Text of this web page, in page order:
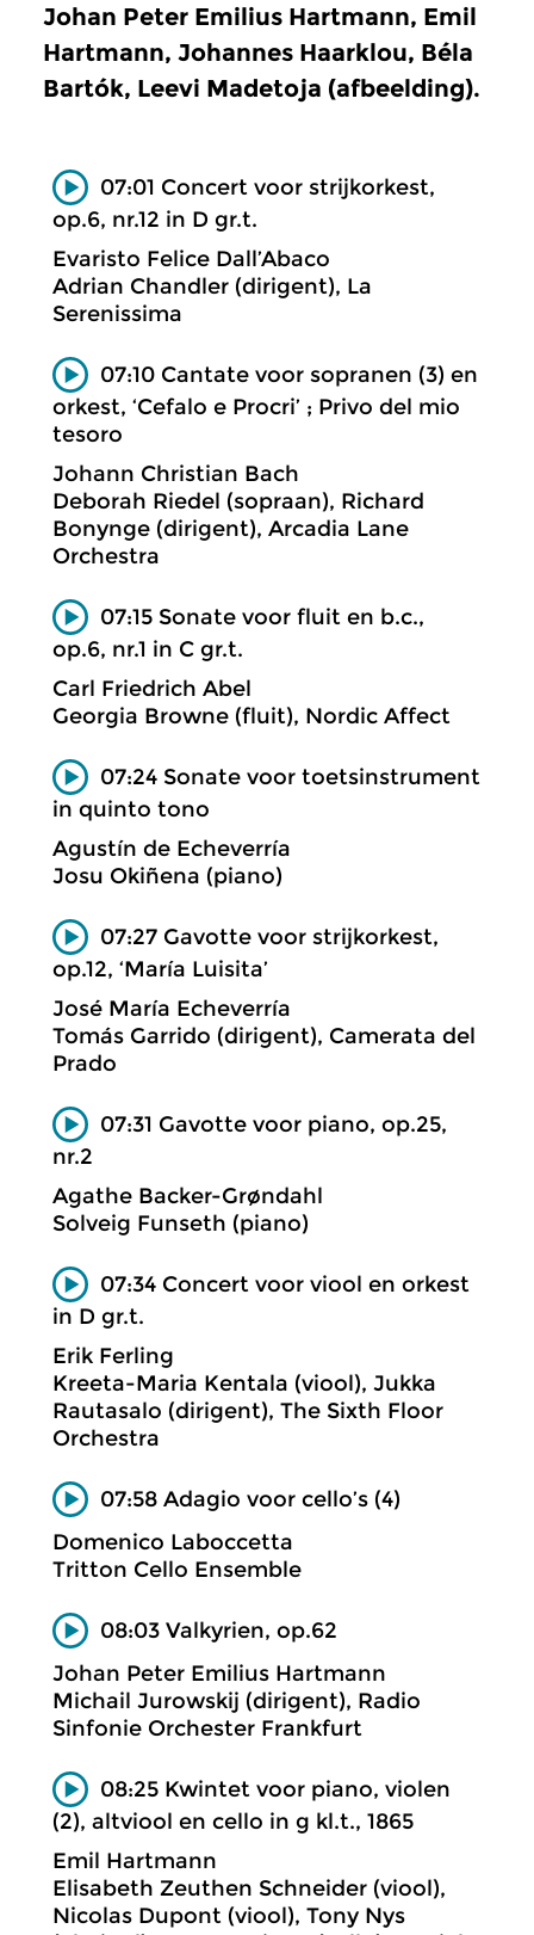
Johan Peter Emilius Hartmann, Emil
Hartmann, Johannes Haarklou, Béla
Bartók, Leevi Madetoja (afbeelding).
07:01 Concert voor strijkorkest,
op.6, nr.12 in D gr.t.
Evaristo Felice Dall’Abaco
Adrian Chandler (dirigent), La
Serenissima
07:10 Cantate voor sopranen (3) en
orkest, ‘Cefalo e Procri’ ; Privo del mio
tesoro
Johann Christian Bach
Deborah Riedel (sopraan), Richard
Bonynge (dirigent), Arcadia Lane
Orchestra
07:15 Sonate voor fluit en b.c.,
op.6, nr.1 in C gr.t.
Carl Friedrich Abel
Georgia Browne (fluit), Nordic Affect
07:24 Sonate voor toetsinstrument
in quinto tono
Agustín de Echeverría
Josu Okiñena (piano)
07:27 Gavotte voor strijkorkest,
op.12, ‘María Luisita’
José María Echeverría
Tomás Garrido (dirigent), Camerata del
Prado
07:31 Gavotte voor piano, op.25,
nr.2
Agathe Backer-Grøndahl
Solveig Funseth (piano)
07:34 Concert voor viool en orkest
in D gr.t.
Erik Ferling
Kreeta-Maria Kentala (viool), Jukka
Rautasalo (dirigent), The Sixth Floor
Orchestra
07:58 Adagio voor cello’s (4)
Domenico Laboccetta
Tritton Cello Ensemble
08:03 Valkyrien, op.62
Johan Peter Emilius Hartmann
Michail Jurowskij (dirigent), Radio
Sinfonie Orchester Frankfurt
08:25 Kwintet voor piano, violen
(2), altviool en cello in g kl.t., 1865
Emil Hartmann
Elisabeth Zeuthen Schneider (viool),
Nicolas Dupont (viool), Tony Nys